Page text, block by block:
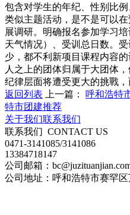
包含对学生的年纪、性别比
类似主题活动，是不是可以
展调研。明确报名参加学习
天气情况）、受训总日数。
少，都不利新项目课程内容
人之上的团体归属于大团体
纪律层面将遭受更大的挑戰，
返回列表
上一篇： 呼和浩特
特市团建推荐
关于我们联系我们
联系我们 CONTACT US
0471-3141085/3141086
13384718147
公司邮箱：
公司地址：呼和浩特市赛罕